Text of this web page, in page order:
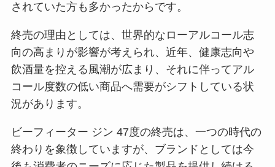
されていた方も多かったからです。
終売の理由としては、世界的なローアルコール志
向の高まりが影響が考えられ、近年、健康志向や
飲酒量を控える風潮が広まり、それに伴ってアル
コール度数の低い商品へ需要がシフトしている状
況があります。
ビーフィーター ジン 47度の終売は、一つの時代の
終わりを象徴していますが、ブランドとしては今